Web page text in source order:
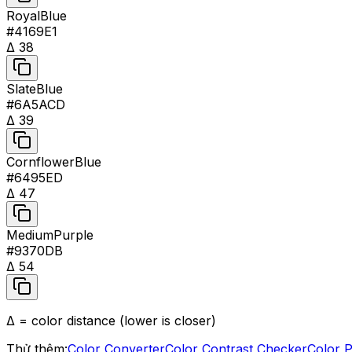
RoyalBlue
#4169E1
Δ 38
SlateBlue
#6A5ACD
Δ 39
CornflowerBlue
#6495ED
Δ 47
MediumPurple
#9370DB
Δ 54
Δ = color distance (lower is closer)
Thử thêm:Color ConverterColor Contrast CheckerColor